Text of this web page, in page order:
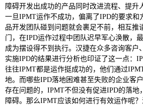
障碍开发出成功的产品同时改进流程、提升
一旦IPMT运作不成功，偏离了IPD的要求和
品开发团队碰到问题就会裹足不前，相互推
门，在IPD运作过程中团队迟早军心涣散，
成为摆设得不到执行。汉捷在众多咨询客户
实施IPD的结果进行分析也印证了这一点：
往往IPMT都是运作挺成功的，他们通过
地。而哪些IPD落地困难甚至失败的企业客
存在问题的，IPMT不但没有促进IPD的落地
障碍。那么IPMT应该如何进行有效运作呢